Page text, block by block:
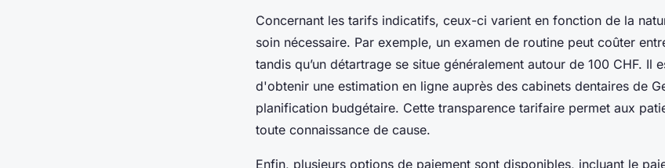
Concernant les tarifs indicatifs, ceux-ci varient en fonction de la
soin nécessaire. Par exemple, un examen de routine peut coûter
tandis qu’un détartrage se situe généralement autour de 100 CHF. Il
d'obtenir une estimation en ligne auprès des cabinets dentaires de
planification budgétaire. Cette transparence tarifaire permet aux
toute connaissance de cause.
Enfin, plusieurs options de paiement sont disponibles, incluant le